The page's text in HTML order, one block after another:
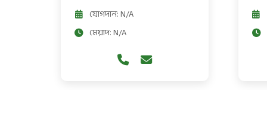
যোগদান: N/A
মেয়াদ: N/A